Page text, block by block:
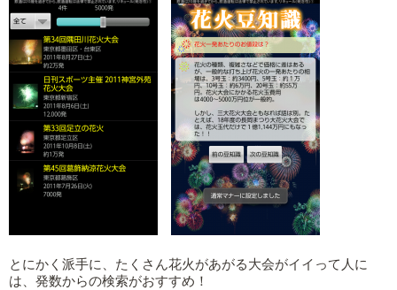
とにかく派手に、たくさん花火があがる大会がイイって人に
は、発数からの検索がおすすめ！